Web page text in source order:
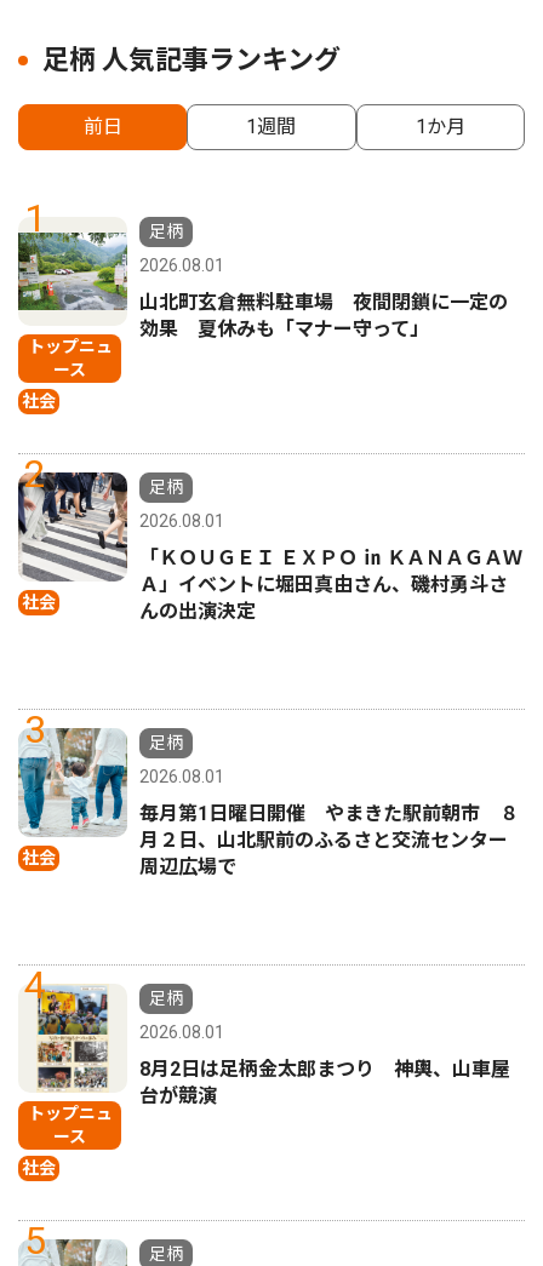
足柄 人気記事ランキング
前日 1週間 1か月
1
トップニュ
ース
社会
足柄
2026.08.01
山北町玄倉無料駐車場 夜間閉鎖に一定の
効果 夏休みも「マナー守って」
2
社会
足柄
2026.08.01
「ＫＯＵＧＥＩ ＥＸＰＯ ㏌ ＫＡＮＡＧＡＷ
Ａ」イベントに堀田真由さん、磯村勇斗さ
んの出演決定
3
社会
足柄
2026.08.01
毎月第1日曜日開催 やまきた駅前朝市 ８
月２日、山北駅前のふるさと交流センター
周辺広場で
4
トップニュ
ース
社会
足柄
2026.08.01
8月2日は足柄金太郎まつり 神輿、山車屋
台が競演
5
足柄